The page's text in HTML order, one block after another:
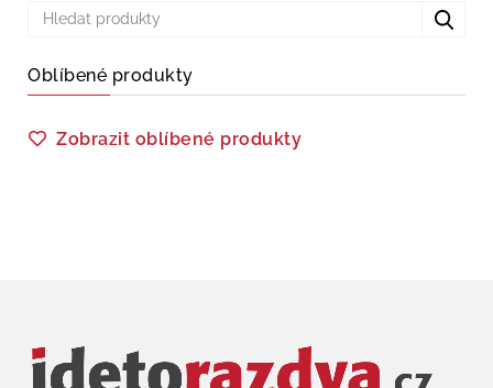
Oblíbené produkty
Zobrazit oblíbené produkty